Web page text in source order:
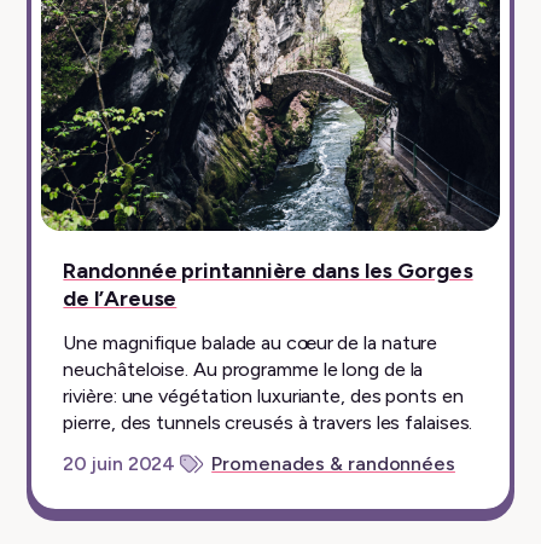
Randonnée printannière dans les Gorges
de l’Areuse
Une magnifique balade au cœur de la nature
neuchâteloise. Au programme le long de la
rivière: une végétation luxuriante, des ponts en
pierre, des tunnels creusés à travers les falaises.
20 juin 2024
Promenades & randonnées